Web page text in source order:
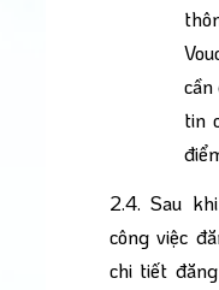
cần
tin
2.4. Sau
công việc
chi tiết